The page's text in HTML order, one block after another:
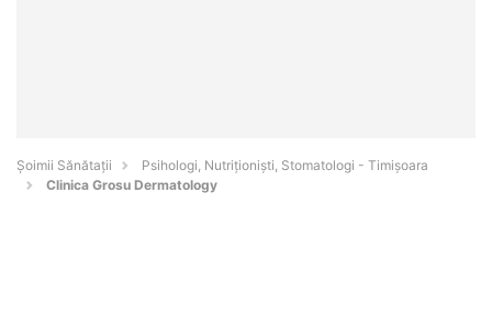
Şoimii Sănătații
Psihologi, Nutriționiști, Stomatologi - Timişoara
Clinica Grosu Dermatology